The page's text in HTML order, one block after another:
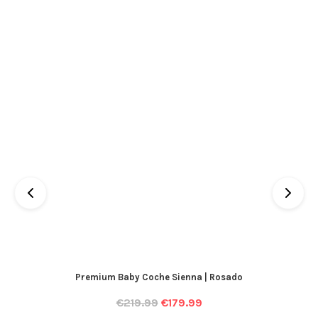
Premium Baby Coche Sienna | Rosado
€219.99 €179.99